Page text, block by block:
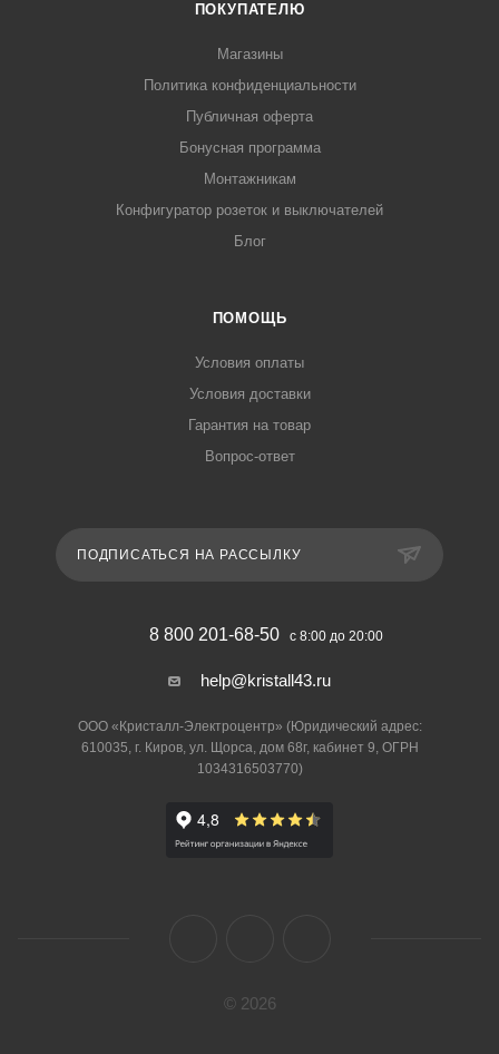
ПОКУПАТЕЛЮ
Магазины
Политика конфиденциальности
Публичная оферта
Бонусная программа
Монтажникам
Конфигуратор розеток и выключателей
Блог
ПОМОЩЬ
Условия оплаты
Условия доставки
Гарантия на товар
Вопрос-ответ
ПОДПИСАТЬСЯ НА РАССЫЛКУ
8 800 201-68-50 с 8:00 до 20:00
help@kristall43.ru
ООО «Кристалл-Электроцентр» (Юридический адрес:
610035, г. Киров, ул. Щорса, дом 68г, кабинет 9, ОГРН
1034316503770)
© 2026